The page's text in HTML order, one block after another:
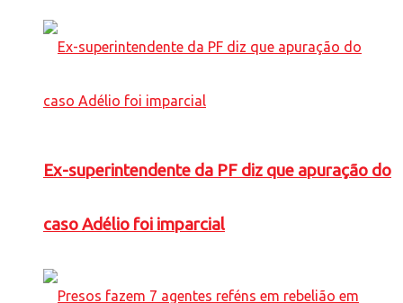
Ex-superintendente da PF diz que apuração do
caso Adélio foi imparcial